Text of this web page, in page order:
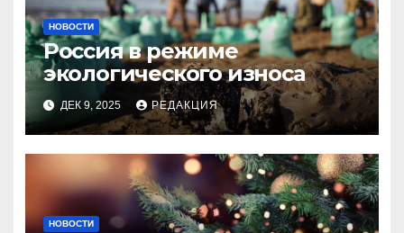
НОВОСТИ
Россия в режиме
экологического износа
ДЕК 9, 2025 РЕДАКЦИЯ
НОВОСТИ